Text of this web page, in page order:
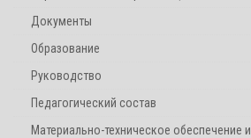
Документы
Образование
Руководство
Педагогический состав
Материально-техническое обеспечение и